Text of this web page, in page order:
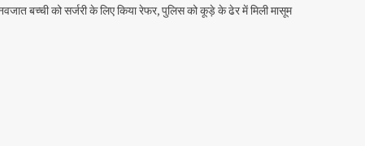
बच्ची को सर्जरी के लिए किया रेफर, पुलिस को कूड़े के ढेर में मिली मासूम